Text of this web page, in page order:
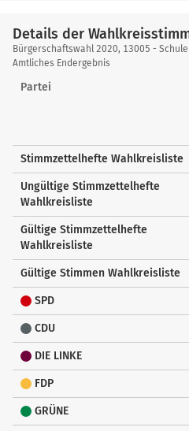
Details der
Details
der
Wahlkreisstimmen
Bürgerschaftswahl 2020, 13005 -
Amtliches Endergebnis
Partei
Stimmzettelhefte Wahlkreisliste
Ungültige Stimmzettelhefte
Wahlkreisliste
Gültige Stimmzettelhefte
Wahlkreisliste
Gültige Stimmen Wahlkreisliste
SPD
CDU
DIE LINKE
FDP
GRÜNE